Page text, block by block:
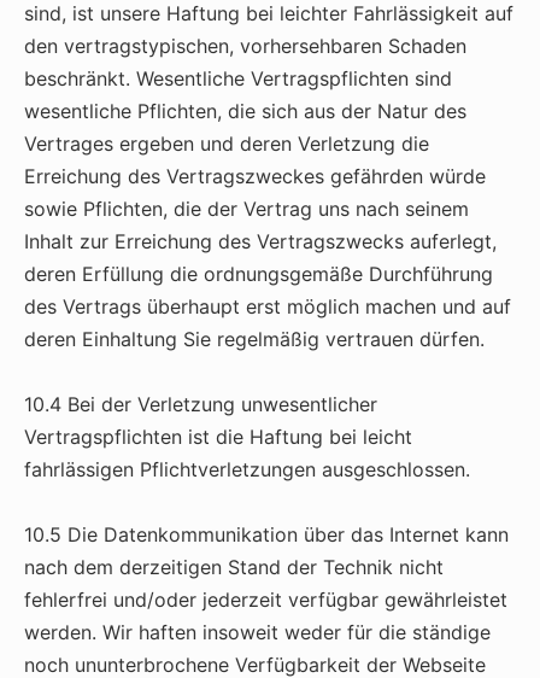
sind, ist unsere Haftung bei leichter Fahrlässigkeit auf
den vertragstypischen, vorhersehbaren Schaden
beschränkt. Wesentliche Vertragspflichten sind
wesentliche Pflichten, die sich aus der Natur des
Vertrages ergeben und deren Verletzung die
Erreichung des Vertragszweckes gefährden würde
sowie Pflichten, die der Vertrag uns nach seinem
Inhalt zur Erreichung des Vertragszwecks auferlegt,
deren Erfüllung die ordnungsgemäße Durchführung
des Vertrags überhaupt erst möglich machen und auf
deren Einhaltung Sie regelmäßig vertrauen dürfen.
10.4 Bei der Verletzung unwesentlicher
Vertragspflichten ist die Haftung bei leicht
fahrlässigen Pflichtverletzungen ausgeschlossen.
10.5 Die Datenkommunikation über das Internet kann
nach dem derzeitigen Stand der Technik nicht
fehlerfrei und/oder jederzeit verfügbar gewährleistet
werden. Wir haften insoweit weder für die ständige
noch ununterbrochene Verfügbarkeit der Webseite